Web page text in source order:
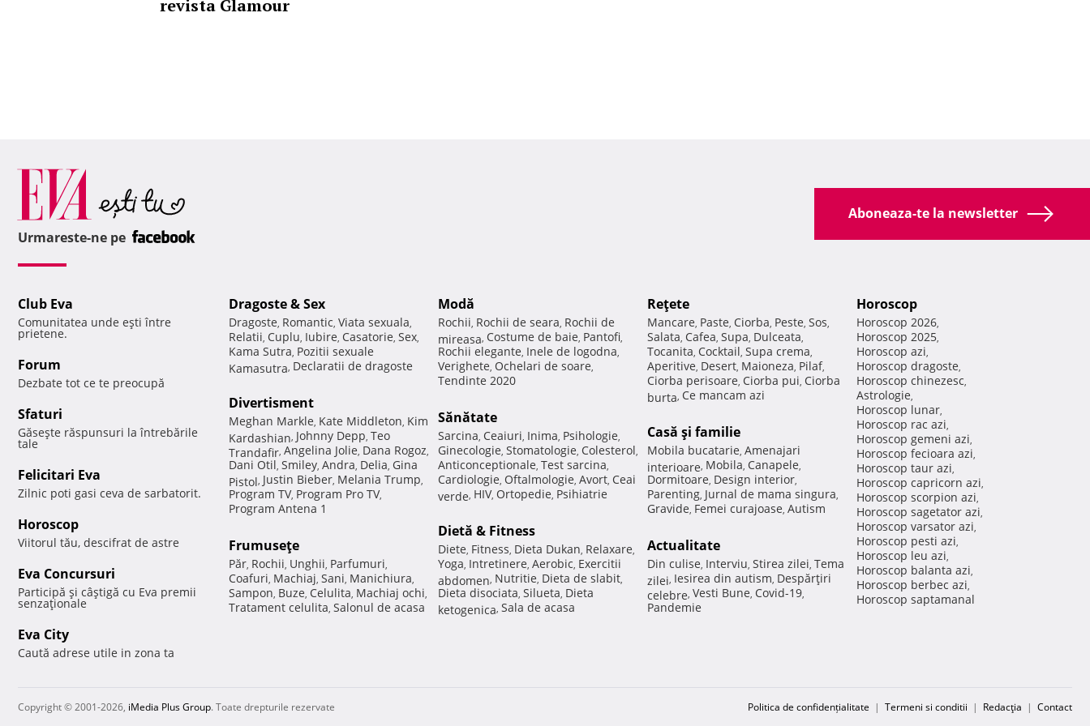
revista Glamour
Aboneaza-te la newsletter
Urmareste-ne pe
Club Eva
Comunitatea unde eşti între
prietene.
Forum
Dezbate tot ce te preocupă
Sfaturi
Găseşte răspunsuri la întrebările
tale
Felicitari Eva
Zilnic poti gasi ceva de sarbatorit.
Horoscop
Viitorul tău, descifrat de astre
Eva Concursuri
Participă şi câştigă cu Eva premii
senzaţionale
Eva City
Caută adrese utile in zona ta
Dragoste & Sex
Dragoste, Romantic, Viata sexuala,
Relatii, Cuplu, Iubire, Casatorie, Sex,
Kama Sutra, Pozitii sexuale
Kamasutra, Declaratii de dragoste
Divertisment
Meghan Markle, Kate Middleton, Kim
Kardashian, Johnny Depp, Teo
Trandafir, Angelina Jolie, Dana Rogoz,
Dani Otil, Smiley, Andra, Delia, Gina
Pistol, Justin Bieber, Melania Trump,
Program TV, Program Pro TV,
Program Antena 1
Frumuseţe
Păr, Rochii, Unghii, Parfumuri,
Coafuri, Machiaj, Sani, Manichiura,
Sampon, Buze, Celulita, Machiaj ochi,
Tratament celulita, Salonul de acasa
Modă
Rochii, Rochii de seara, Rochii de
mireasa, Costume de baie, Pantofi,
Rochii elegante, Inele de logodna,
Verighete, Ochelari de soare,
Tendinte 2020
Sănătate
Sarcina, Ceaiuri, Inima, Psihologie,
Ginecologie, Stomatologie, Colesterol,
Anticonceptionale, Test sarcina,
Cardiologie, Oftalmologie, Avort, Ceai
verde, HIV, Ortopedie, Psihiatrie
Dietă & Fitness
Diete, Fitness, Dieta Dukan, Relaxare,
Yoga, Intretinere, Aerobic, Exercitii
abdomen, Nutritie, Dieta de slabit,
Dieta disociata, Silueta, Dieta
ketogenica, Sala de acasa
Reţete
Mancare, Paste, Ciorba, Peste, Sos,
Salata, Cafea, Supa, Dulceata,
Tocanita, Cocktail, Supa crema,
Aperitive, Desert, Maioneza, Pilaf,
Ciorba perisoare, Ciorba pui, Ciorba
burta, Ce mancam azi
Casă şi familie
Mobila bucatarie, Amenajari
interioare, Mobila, Canapele,
Dormitoare, Design interior,
Parenting, Jurnal de mama singura,
Gravide, Femei curajoase, Autism
Actualitate
Din culise, Interviu, Stirea zilei, Tema
zilei, Iesirea din autism, Despărţiri
celebre, Vesti Bune, Covid-19,
Pandemie
Horoscop
Horoscop 2026,
Horoscop 2025,
Horoscop azi,
Horoscop dragoste,
Horoscop chinezesc,
Astrologie,
Horoscop lunar,
Horoscop rac azi,
Horoscop gemeni azi,
Horoscop fecioara azi,
Horoscop taur azi,
Horoscop capricorn azi,
Horoscop scorpion azi,
Horoscop sagetator azi,
Horoscop varsator azi,
Horoscop pesti azi,
Horoscop leu azi,
Horoscop balanta azi,
Horoscop berbec azi,
Horoscop saptamanal
Copyright © 2001-2026, iMedia Plus Group. Toate drepturile rezervate Politica de confidențialitate | Termeni si conditii | Redacţia | Contact